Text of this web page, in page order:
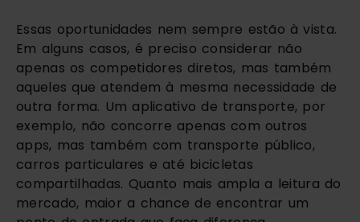
Essas oportunidades nem sempre estão à vista.
Em alguns casos, é preciso considerar não
apenas os competidores diretos, mas também
aqueles que atendem à mesma necessidade de
outra forma. Um aplicativo de transporte, por
exemplo, não concorre apenas com outros
apps, mas também com transporte público,
carros particulares e até bicicletas
compartilhadas. Quanto mais ampla a leitura do
mercado, maior a chance de encontrar um